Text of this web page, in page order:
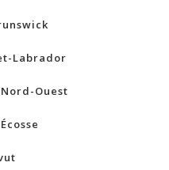
Labrador
Ouest